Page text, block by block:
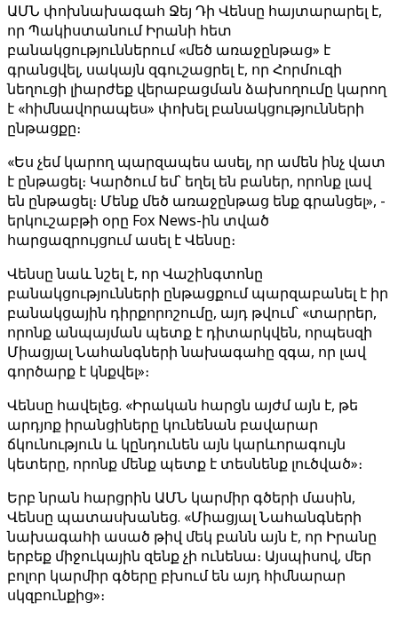
ԱՄՆ փոխնախագահ Ջեյ Դի Վենսը հայտարարել է,
որ Պակիստանում Իրանի հետ
բանակցություններում «մեծ առաջընթաց» է
գրանցվել, սակայն զգուշացրել է, որ Հորմուզի
նեղուցի լիարժեք վերաբացման ձախողումը կարող
է «հիմնավորապես» փոխել բանակցությունների
ընթացքը։
«Ես չեմ կարող պարզապես ասել, որ ամեն ինչ վատ
է ընթացել։ Կարծում եմ՝ եղել են բաներ, որոնք լավ
են ընթացել։ Մենք մեծ առաջընթաց ենք գրանցել», -
երկուշաբթի օրը Fox News-ին տված
հարցազրույցում ասել է Վենսը։
Վենսը նաև նշել է, որ Վաշինգտոնը
բանակցությունների ընթացքում պարզաբանել է իր
բանակցային դիրքորոշումը, այդ թվում՝ «տարրեր,
որոնք անպայման պետք է դիտարկվեն, որպեսզի
Միացյալ Նահանգների նախագահը զգա, որ լավ
գործարք է կնքվել»։
Վենսը հավելեց. «Իրական հարցն այժմ այն ​​է, թե
արդյոք իրանցիները կունենան բավարար
ճկունություն և կընդունեն այն կարևորագույն
կետերը, որոնք մենք պետք է տեսնենք լուծված»։
Երբ նրան հարցրին ԱՄՆ կարմիր գծերի մասին,
Վենսը պատասխանեց. «Միացյալ Նահանգների
նախագահի ասած թիվ մեկ բանն այն է, որ Իրանը
երբեք միջուկային զենք չի ունենա։ Այսպիսով, մեր
բոլոր կարմիր գծերը բխում են այդ հիմնարար
սկզբունքից»։